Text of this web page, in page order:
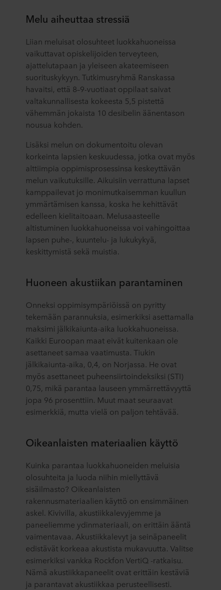
Melu aiheuttaa stressiä
Liian meluisat olosuhteet luokkahuoneissa
vaikuttavat opiskelijoiden terveyteen,
ajattelutapaan ja yleiseen akateemiseen
suorituskykyyn. Tutkimusryhmä Ranskassa
havaitsi, että 8–9-vuotiaat oppilaat saivat
valtakunnallisesta kokeesta 5,5 pistettä
vähemmän jokaista 10 desibelin äänentason
nousua kohden.
Lisäksi melun on dokumentoitu olevan
korkeinta lapsien keskuudessa, jotka ovat myös
alttiimpia oppimisprosessinsa keskeyttävän
melun vaikutuksille. Aikuisiin verrattuna lapset
kamppailevat jo monimutkaisemman kuullun
ymmärtämisen kanssa, koska he kehittävät
edelleen kielitaitoaan. Melusaasteelle
altistuminen luokkahuoneissa voi vahingoittaa
lapsen puhe-, kuuntelu- ja lukukykyä,
keskittymistä sekä muistia.
Huoneen akustiikan parantaminen
Onneksi oppimisympäriöissä on pyritty
tekemään parannuksia, esimerkiksi asettamalla
maksimi jälkikaiunta-aika luokkahuoneissa.
Kaikki Euroopan maat eivät kuitenkaan ole
asettaneet samaa vaatimusta. Tiukin
jälkikaiunta-aika, 0,4, on Norjassa. He ovat
myös asettaneet puheensiirtoindeksiksi (STI)
0,75, mikä parantaa lauseen ymmärrettävyyttä
jopa 96 prosenttiin. Muut maat seuraavat
esimerkkiä, mutta vielä on paljon tehtävää.
Oikeanlaisten materiaalien käyttö
Kuinka parantaa luokkahuoneiden meluisia
olosuhteita ja luoda niihin miellyttävä
sisäilmasto? Oikeanlaisten
rakennusmateriaalien käyttö on ensimmäinen
askel. Kivivilla, akustiikkalevyjemme ja
paneeliemme ydinmateriaali, on erittäin ääntä
vaimentavaa. Akustiikkalevyt ja seinäpaneelit
edistävät korkeaa akustista mukavuutta. Valitse
esimerkiksi vankka Rockfon VertiQ -ratkaisu.
Nämä akustiikkapaneelit ovat erittäin kestäviä
ja parantavat akustiikkaa perusteellisesti.